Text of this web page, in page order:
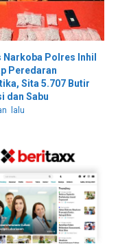
Narkoba Polres Inhil
Peredaran
Sita 5.707 Butir
dan Sabu
lalu